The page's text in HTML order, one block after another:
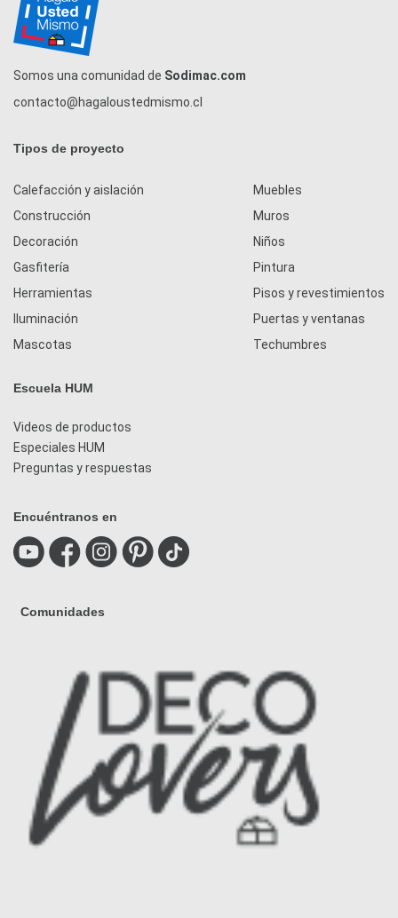
Somos una comunidad de Sodimac.com
contacto@hagaloustedmismo.cl
Tipos de proyecto
Calefacción y aislación
Construcción
Decoración
Gasfitería
Herramientas
Iluminación
Mascotas
Muebles
Muros
Niños
Pintura
Pisos y revestimientos
Puertas y ventanas
Techumbres
Escuela HUM
Videos de productos
Especiales HUM
Preguntas y respuestas
Encuéntranos en
Comunidades